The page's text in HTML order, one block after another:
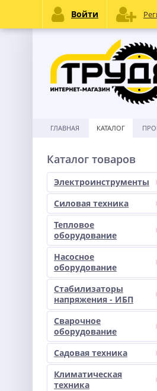
ГЛАВНАЯ КАТАЛОГ
Каталог товаров
Электроинструменты
Силовая техника
Тепловое
оборудование
Насосное
оборудование
Стабилизаторы
напряжения - ИБП
Сварочное
оборудование
Садовая техника
Климатическая
техника
Войти